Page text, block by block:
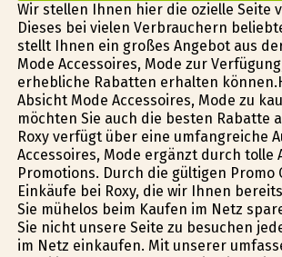
Wir stellen Ihnen hier die ofizielle Seite
Dieses bei vielen Verbrauchern
stellt Ihnen ein großes Angebot aus
Mode Accessoires, Mode zur
erhebliche Rabatten erhalten
Absicht Mode Accessoires, Mode zu
möchten Sie auch die besten Rabatte
Roxy verfügt über eine umfangreiche
Accessoires, Mode ergänzt durch tolle
Promotions. Durch die gültigen Promo
Einkäufe bei Roxy, die wir Ihnen
Sie mühelos beim Kaufen im Netz
Sie nicht unsere Seite zu besuchen
im Netz einkaufen. Mit unserer